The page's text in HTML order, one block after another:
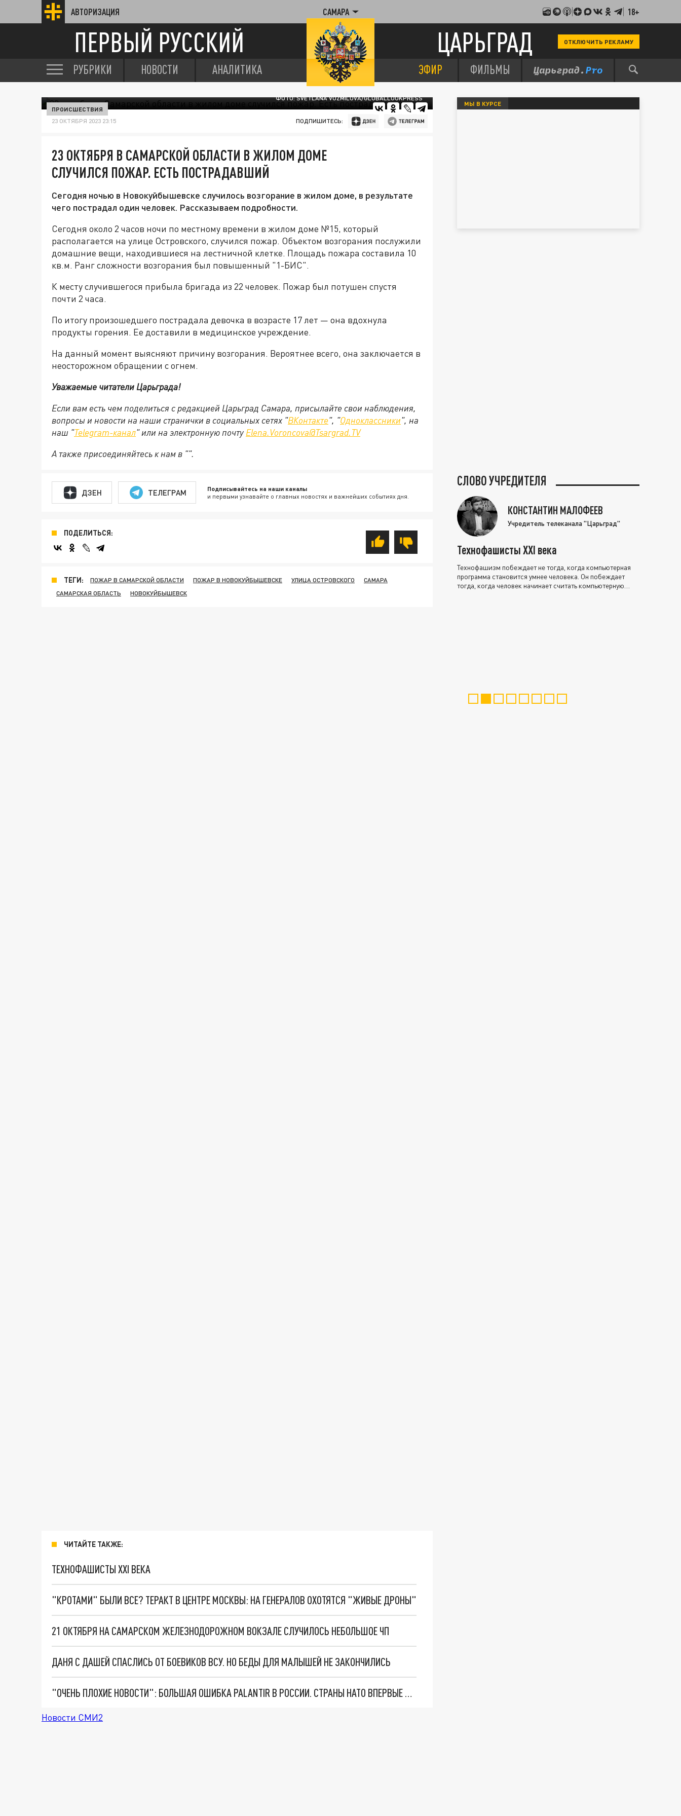
АВТОРИЗАЦИЯ САМАРА 18+
ПЕРВЫЙ РУССКИЙ ЦАРЬГРАД ОТКЛЮЧИТЬ РЕКЛАМУ
РУБРИКИ НОВОСТИ АНАЛИТИКА ЭФИР ФИЛЬМЫ
ФОТО: SVETLANA VOZMILOVA/GLOBALLOOKPRESS
ПРОИСШЕСТВИЯ
23 ОКТЯБРЯ 2023 23:15 ПОДПИШИТЕСЬ:
23 ОКТЯБРЯ В САМАРСКОЙ ОБЛАСТИ В ЖИЛОМ ДОМЕ
СЛУЧИЛСЯ ПОЖАР. ЕСТЬ ПОСТРАДАВШИЙ
Сегодня ночью в Новокуйбышевске случилось возгорание в жилом доме, в результате
чего пострадал один человек. Рассказываем подробности.
Сегодня около 2 часов ночи по местному времени в жилом доме №15, который
располагается на улице Островского, случился пожар. Объектом возгорания послужили
домашние вещи, находившиеся на лестничной клетке. Площадь пожара составила 10
кв.м. Ранг сложности возгорания был повышенный "1-БИС".
К месту случившегося прибыла бригада из 22 человек. Пожар был потушен спустя
почти 2 часа.
По итогу произошедшего пострадала девочка в возрасте 17 лет — она вдохнула
продукты горения. Ее доставили в медицинское учреждение.
На данный момент выясняют причину возгорания. Вероятнее всего, она заключается в
неосторожном обращении с огнем.
Уважаемые читатели Царьграда!
Если вам есть чем поделиться с редакцией Царьград Самара, присылайте свои наблюдения,
вопросы и новости на наши странички в социальных сетях "ВКонтакте", "Одноклассники", на
наш "Telegram-канал" или на электронную почту Elena.Voroncova@Tsargrad.TV
А также присоединяйтесь к нам в "".
ДЗЕН ТЕЛЕГРАМ Подписывайтесь на наши каналы
и первыми узнавайте о главных новостях и важнейших событиях дня.
ПОДЕЛИТЬСЯ:
ТЕГИ: ПОЖАР В САМАРСКОЙ ОБЛАСТИ ПОЖАР В НОВОКУЙБЫШЕВСКЕ УЛИЦА ОСТРОВСКОГО
САМАРА
САМАРСКАЯ ОБЛАСТЬ
НОВОКУЙБЫШЕВСК
ЧИТАЙТЕ ТАКЖЕ:
ТЕХНОФАШИСТЫ XXI ВЕКА
"КРОТАМИ" БЫЛИ ВСЕ? ТЕРАКТ В ЦЕНТРЕ МОСКВЫ: НА ГЕНЕРАЛОВ ОХОТЯТСЯ "ЖИВЫЕ ДРОНЫ"
21 ОКТЯБРЯ НА САМАРСКОМ ЖЕЛЕЗНОДОРОЖНОМ ВОКЗАЛЕ СЛУЧИЛОСЬ НЕБОЛЬШОЕ ЧП
ДАНЯ С ДАШЕЙ СПАСЛИСЬ ОТ БОЕВИКОВ ВСУ. НО БЕДЫ ДЛЯ МАЛЫШЕЙ НЕ ЗАКОНЧИЛИСЬ
"ОЧЕНЬ ПЛОХИЕ НОВОСТИ": БОЛЬШАЯ ОШИБКА PALANTIR В РОССИИ. СТРАНЫ НАТО ВПЕРВЫЕ ЗА СВО ОСТАНОВИЛИ ПОСТАВКИ ОРУЖИЯ. ВСУ ТЕРЯЮТ ПРИГРАНИЧЬЕ?
Новости СМИ2
МЫ В КУРСЕ
СЛОВО УЧРЕДИТЕЛЯ
КОНСТАНТИН МАЛОФЕЕВ
Учредитель телеканала "Царьград"
Технофашисты XXI века
Технофашизм побеждает не тогда, когда компьютерная
программа становится умнее человека. Он побеждает
тогда, когда человек начинает считать компьютерную